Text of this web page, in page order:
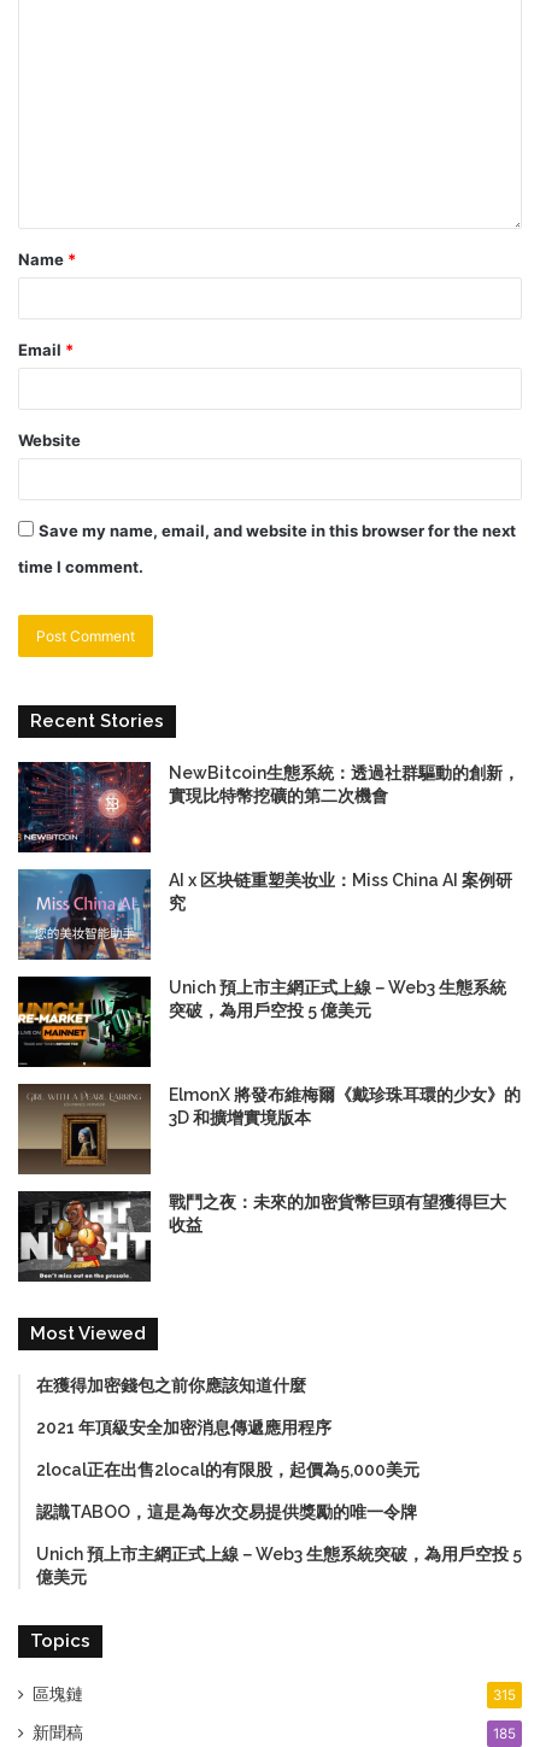
Name *
Email *
Website
Save my name, email, and website in this browser for the next
time I comment.
Recent Stories
NewBitcoin生態系統：透過社群驅動的創新，
實現比特幣挖礦的第二次機會
AI x 区块链重塑美妆业：Miss China AI 案例研
究
Unich 預上市主網正式上線－Web3 生態系統
突破，為用戶空投 5 億美元
ElmonX 將發布維梅爾《戴珍珠耳環的少女》的
3D 和擴增實境版本
戰鬥之夜：未來的加密貨幣巨頭有望獲得巨大
收益
Most Viewed
在獲得加密錢包之前你應該知道什麼
2021 年頂級安全加密消息傳遞應用程序
2local正在出售2local的有限股，起價為5,000美元
認識TABOO，這是為每次交易提供獎勵的唯一令牌
Unich 預上市主網正式上線－Web3 生態系統突破，為用戶空投 5
億美元
Topics
區塊鏈 315
新聞稿 185